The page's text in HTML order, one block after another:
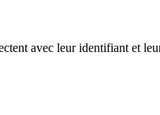
avec leur identifiant et